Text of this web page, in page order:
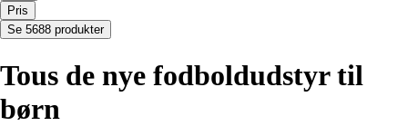
Pris
Se 5688 produkter
Tous de nye fodboldudstyr til
børn